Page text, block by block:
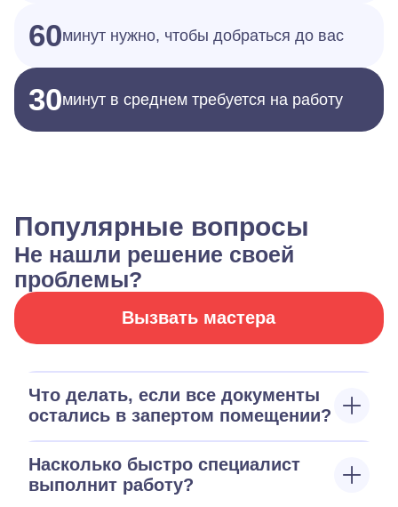
60минут нужно, чтобы добраться до вас
30минут в среднем требуется на работу
Популярные вопросы
Не нашли решение своей
проблемы?
Вызвать мастера
Что делать, если все документы
остались в запертом помещении?
Насколько быстро специалист
выполнит работу?